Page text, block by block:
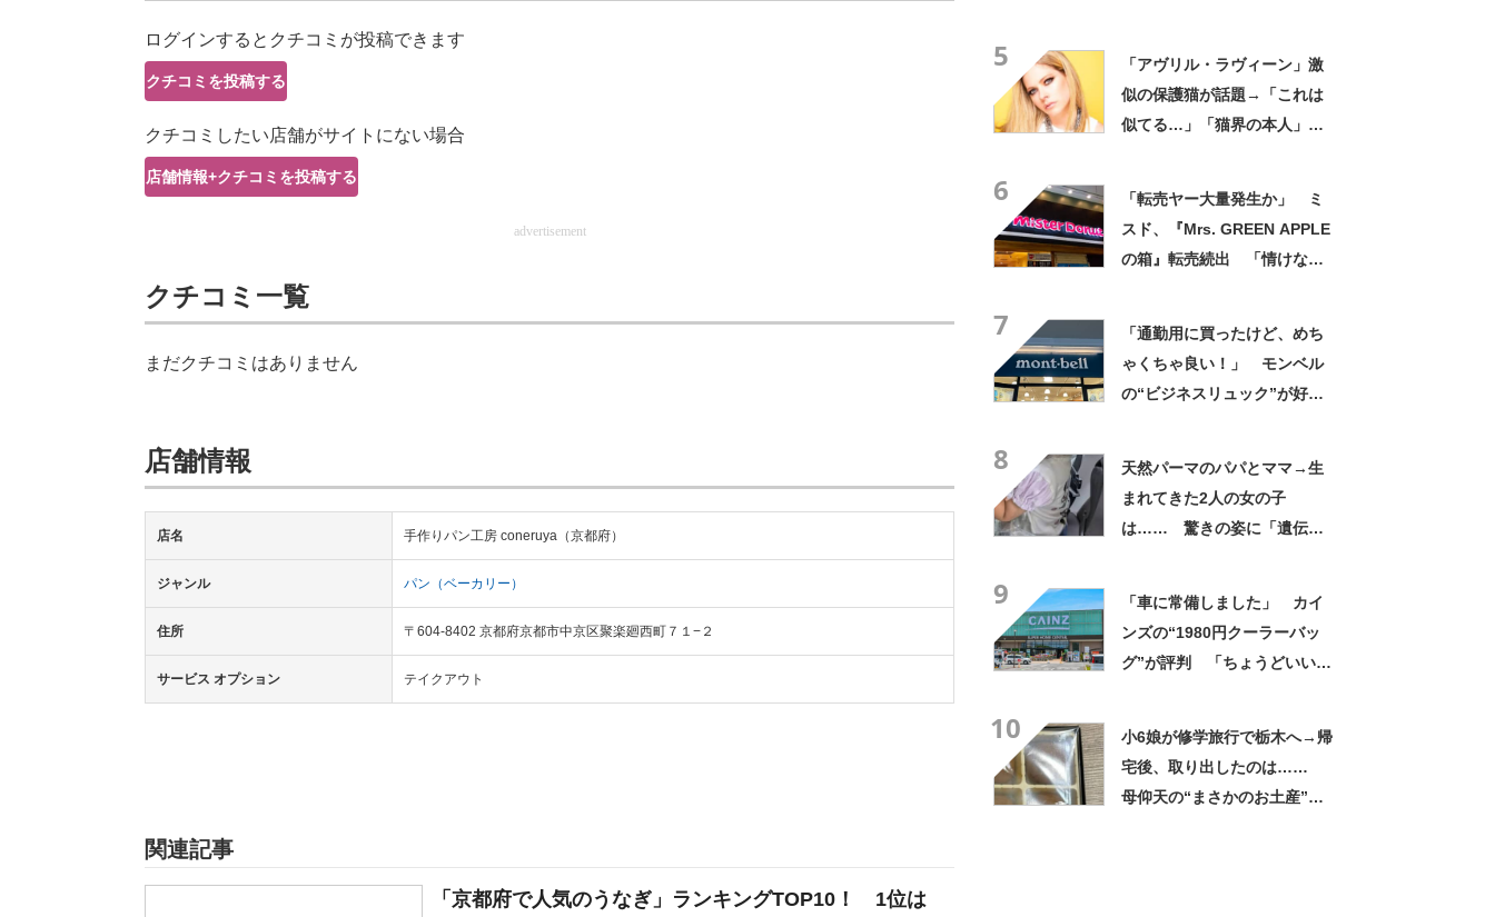
ログインするとクチコミが投稿できます
クチコミを投稿する
クチコミしたい店舗がサイトにない場合
店舗情報+クチコミを投稿する
advertisement
クチコミ一覧
まだクチコミはありません
店舗情報
店名 手作りパン工房 coneruya（京都府）
ジャンル パン（ベーカリー）
住所 〒604-8402 京都府京都市中京区聚楽廻西町７１−２
サービス オプション テイクアウト
関連記事
「京都府で人気のうなぎ」ランキングTOP10！ 1位は
5
「アヴリル・ラヴィーン」激
似の保護猫が話題→「これは
似てる…」「猫界の本人」
6
「転売ヤー大量発生か」 ミ
スド、『Mrs. GREEN APPLE
の箱』転売続出 「情けない
7
「通勤用に買ったけど、めち
ゃくちゃ良い！」 モンベル
の“ビジネスリュック”が好
8
天然パーマのパパとママ→生
まれてきた2人の女の子
は…… 驚きの姿に「遺伝っ
9
「車に常備しました」 カイ
ンズの“1980円クーラーバッ
グ”が評判 「ちょうどいい大
10
小6娘が修学旅行で栃木へ→帰
宅後、取り出したのは……
母仰天の“まさかのお土産”に